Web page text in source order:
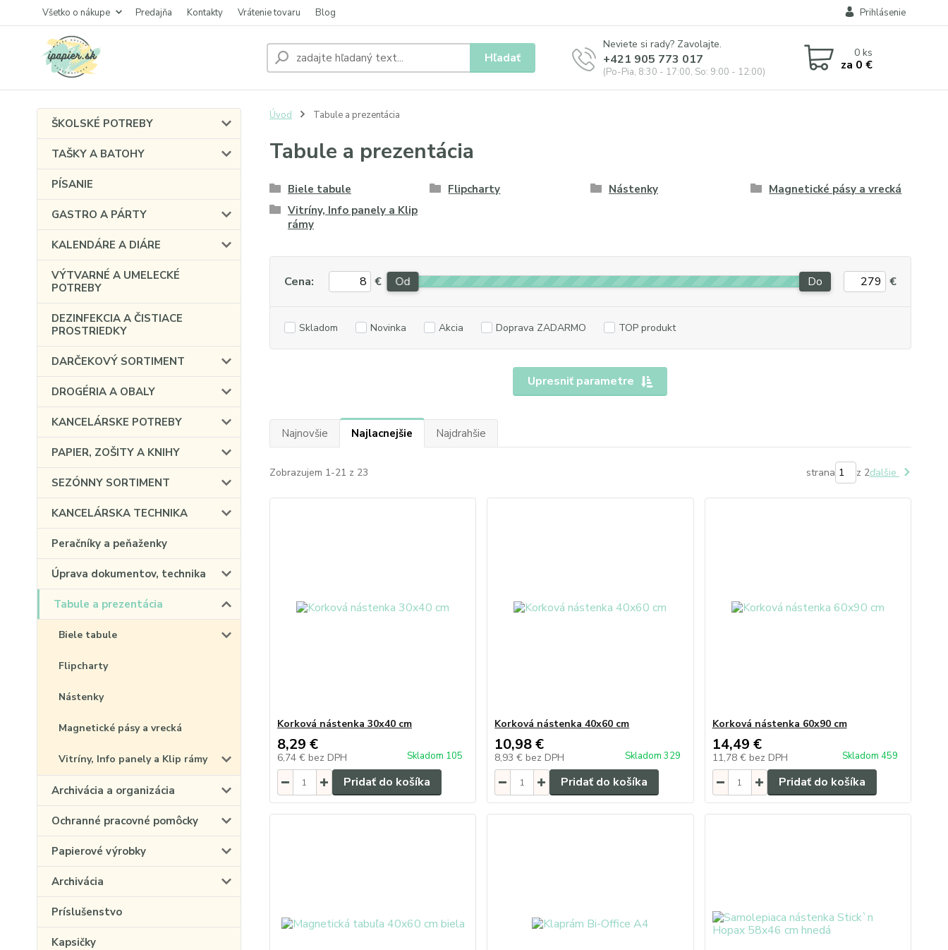
Všetko o nákupe Predajňa Kontakty Vrátenie tovaru Blog Prihlásenie
Hľadať
Neviete si rady? Zavolajte.
+421 905 773 017
(Po-Pia, 8:30 - 17:00, So: 9:00 - 12:00)
0ks
za 0 €
ŠKOLSKÉ POTREBY
TAŠKY A BATOHY
PÍSANIE
GASTRO A PÁRTY
KALENDÁRE A DIÁRE
VÝTVARNÉ A UMELECKÉ
POTREBY
DEZINFEKCIA A ČISTIACE
PROSTRIEDKY
DARČEKOVÝ SORTIMENT
DROGÉRIA A OBALY
KANCELÁRSKE POTREBY
PAPIER, ZOŠITY A KNIHY
SEZÓNNY SORTIMENT
KANCELÁRSKA TECHNIKA
Peračníky a peňaženky
Úprava dokumentov, technika
Tabule a prezentácia
Biele tabule
Flipcharty
Nástenky
Magnetické pásy a vrecká
Vitríny, Info panely a Klip rámy
Archivácia a organizácia
Ochranné pracovné pomôcky
Papierové výrobky
Archivácia
Príslušenstvo
Kapsičky
Úvod Tabule a prezentácia
Tabule a prezentácia
Biele tabule Flipcharty Nástenky
Magnetické pásy a vrecká
Vitríny, Info panely a Klip
rámy
Upresniť parametre
Cena: € Od Do €
Skladom Novinka Akcia Doprava ZADARMO TOP produkt
Najnovšie Najlacnejšie Najdrahšie
Zobrazujem 1-21 z 23 strana z 2ďalšie
Korková nástenka 30x40 cm
8,29 €
6,74 € bez DPH Skladom 105
Pridať do košíka
Korková nástenka 40x60 cm
10,98 €
8,93 € bez DPH Skladom 329
Pridať do košíka
Korková nástenka 60x90 cm
14,49 €
11,78 € bez DPH Skladom 459
Pridať do košíka